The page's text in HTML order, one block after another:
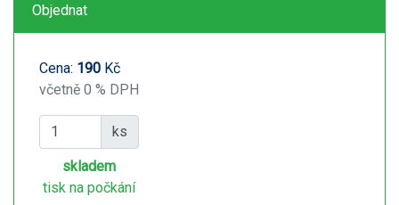
Objednat
Cena: 190 Kč
včetně 0 % DPH
ks
skladem
tisk na počkání